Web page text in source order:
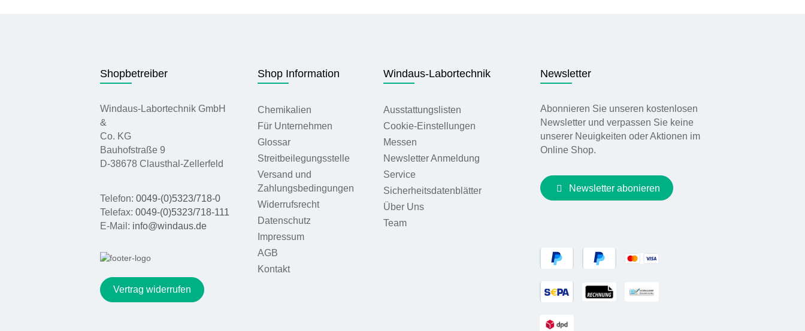
Shopbetreiber
Windaus-Labortechnik GmbH
&
Co. KG
Bauhofstraße 9
D-38678 Clausthal-Zellerfeld
Telefon: 0049-(0)5323/718-0
Telefax: 0049-(0)5323/718-111
E-Mail: info@windaus.de
Vertrag widerrufen
Shop Information
Chemikalien
Für Unternehmen
Glossar
Streitbeilegungsstelle
Versand und
Zahlungsbedingungen
Widerrufsrecht
Datenschutz
Impressum
AGB
Kontakt
Windaus-Labortechnik
Ausstattungslisten
Cookie-Einstellungen
Messen
Newsletter Anmeldung
Service
Sicherheitsdatenblätter
Über Uns
Team
Newsletter
Abonnieren Sie unseren kostenlosen
Newsletter und verpassen Sie keine
unserer Neuigkeiten oder Aktionen im
Online Shop.
Newsletter abonieren